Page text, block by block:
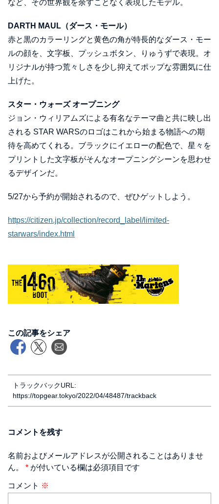
など、その世界観を余すことなく表現したモデル。
DARTH MAUL（ダース・モール）
赤と黒のカラーリングと⻩色の角が特⻑的なダース・モー
ルの顔を、文字板、プッシュボタン、りゅうずで表現。オ
リジナルが持つ荒々しさを少し抑えてポップな雰囲気に仕
上げた。
スター・ウォーズ オープニング
ジョン・ウィリアムズによる有名なテーマ曲と共に映し出
される STAR WARSのロゴはこれから始まる物語への期
待を高めてくれる。ブラックにイエローの配色で、星々を
プリントした文字板がそんなオープニングシーンを思わせ
るデザインだ。
5/27から予約が開始されるので、ぜひゲットしよう。
https://citizen.jp/collection/record_label/limited-
starwars/index.html
この記事をシェア
トラックバックURL:
https://topgear.tokyo/2022/04/48487/trackback
コメントを残す
名前およびメールアドレスが公開されることはありませ
ん。 * が付いている欄は必須項目です
コメント ※